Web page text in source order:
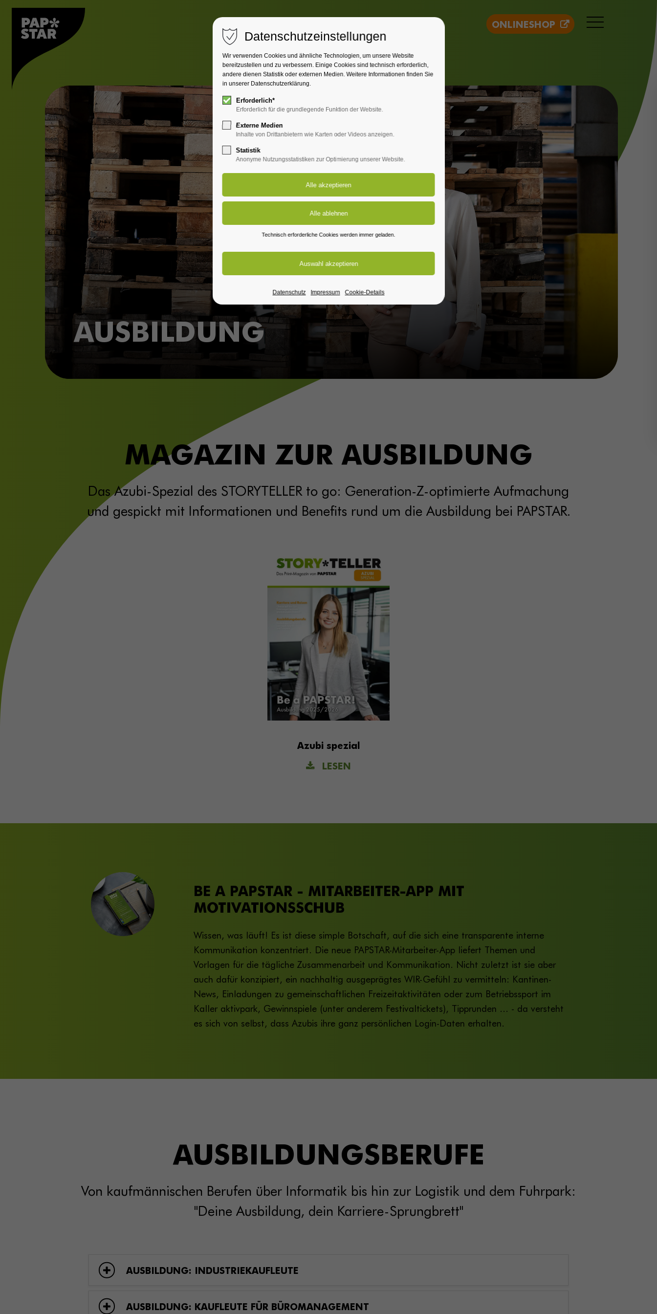
ONLINESHOP
AUSBILDUNG
MAGAZIN ZUR AUSBILDUNG
Das Azubi-Spezial des STORYTELLER to go: Generation-Z-optimierte Aufmachung
und gespickt mit Informationen und Benefits rund um die Ausbildung bei PAPSTAR.
Azubi spezial
LESEN
BE A PAPSTAR - MITARBEITER-APP MIT
MOTIVATIONSSCHUB
Wissen, was läuft! Es ist diese simple Botschaft, auf die sich eine transparente interne
Kommunikation konzentriert. Die neue PAPSTAR-Mitarbeiter-App liefert Themen und
Vorlagen für die tägliche Zusammenarbeit und Kommunikation. Nicht zuletzt ist sie aber
auch dafür konzipiert, ein nachhaltig ausgeprägtes WIR-Gefühl zu vermitteln: Kantinen-
News, Einladungen zu gemeinschaftlichen Freizeitaktivitäten oder zum Betriebssport im
Kaller aktivpark, Gewinnspiele (unter anderem Festivaltickets), Tipprunden ... - da versteht
es sich von selbst, dass Azubis ihre ganz persönlichen Login-Daten erhalten.
AUSBILDUNGSBERUFE
Von kaufmännischen Berufen über Informatik bis hin zur Logistik und dem Fuhrpark:
"Deine Ausbildung, dein Karriere-Sprungbrett"
AUSBILDUNG: INDUSTRIEKAUFLEUTE
AUSBILDUNG: KAUFLEUTE FÜR BÜROMANAGEMENT
Datenschutzeinstellungen
Wir verwenden Cookies und ähnliche Technologien, um unsere Website
bereitzustellen und zu verbessern. Einige Cookies sind technisch erforderlich,
andere dienen Statistik oder externen Medien. Weitere Informationen finden Sie
in unserer Datenschutzerklärung.
Erforderlich*
Erforderlich für die grundlegende Funktion der Website.
Externe Medien
Inhalte von Drittanbietern wie Karten oder Videos anzeigen.
Statistik
Anonyme Nutzungsstatistiken zur Optimierung unserer Website.
Technisch erforderliche Cookies werden immer geladen.
Datenschutz Impressum Cookie-Details